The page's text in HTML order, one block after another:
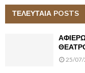
h
ΤΕΛΕΥΤΑΙΑ POSTS
25/